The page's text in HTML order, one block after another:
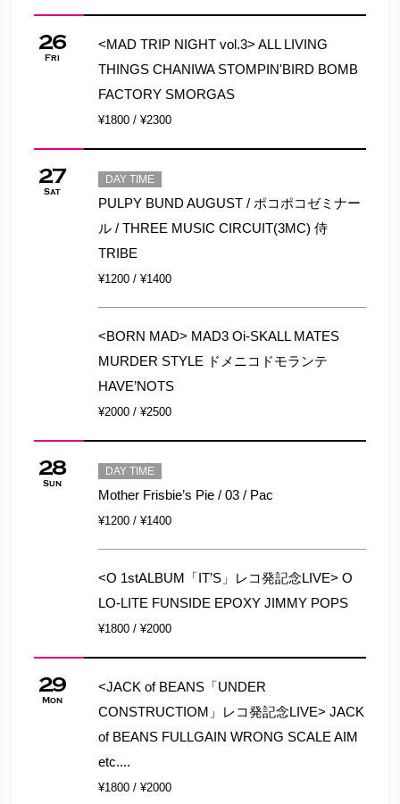
26
Fri
<MAD TRIP NIGHT vol.3> ALL LIVING
THINGS CHANIWA STOMPIN'BIRD BOMB
FACTORY SMORGAS
¥1800 / ¥2300
27
Sat
DAY TIME
PULPY BUND AUGUST / ポコポコゼミナー
ル / THREE MUSIC CIRCUIT(3MC) 侍
TRIBE
¥1200 / ¥1400
<BORN MAD> MAD3 Oi-SKALL MATES
MURDER STYLE ドメニコドモランテ
HAVE’NOTS
¥2000 / ¥2500
28
Sun
DAY TIME
Mother Frisbie’s Pie / 03 / Pac
¥1200 / ¥1400
<O 1stALBUM「IT’S」レコ発記念LIVE> O
LO-LITE FUNSIDE EPOXY JIMMY POPS
¥1800 / ¥2000
29
Mon
<JACK of BEANS「UNDER
CONSTRUCTIOM」レコ発記念LIVE> JACK
of BEANS FULLGAIN WRONG SCALE AIM
etc....
¥1800 / ¥2000